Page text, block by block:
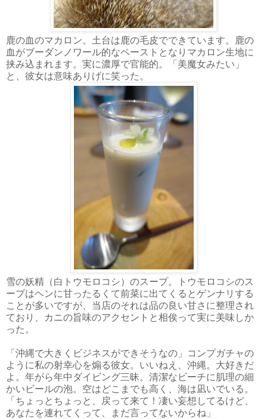
鹿の血のマカロン。土台は鹿の毛皮でできています。鹿の
血がブーダンノワール的なペーストとなりマカロン生地に
挟み込まれます。実に濃厚で官能的。「美魔女みたい」
と、彼女は意味ありげに笑った。
雪の妖精（白トウモロコシ）のスープ。トウモロコシのス
ープはヘンに甘ったるくて前菜に出てくるとゲンナリする
ことが多いですが、当店のそれは品の良い甘さに整理され
ており、カニの旨味のアクセントと相俟って実に美味しか
った。
「沖縄で大きくビジネスができそうなの」コンプガチャの
ように私の射幸心を煽る彼女。いいねえ、沖縄。大好きだ
よ。年がら年中ダイビング三昧。清潔なビーチに肌理の細
かいビールの泡。空はどこまでも高く、海は凪いでいる。
「ちょっとちょっと、戻って来て！凄い妄想してるけど、
あなたを連れてくって、まだ言ってないからね」